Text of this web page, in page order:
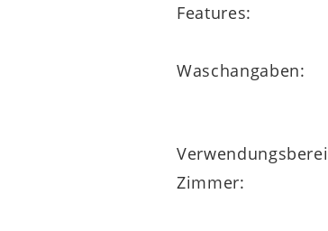
Features:
Waschangaben:
Zimmer: